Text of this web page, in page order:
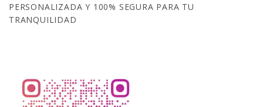
PERSONALIZADA Y 100% SEGURA PARA TU
TRANQUILIDAD